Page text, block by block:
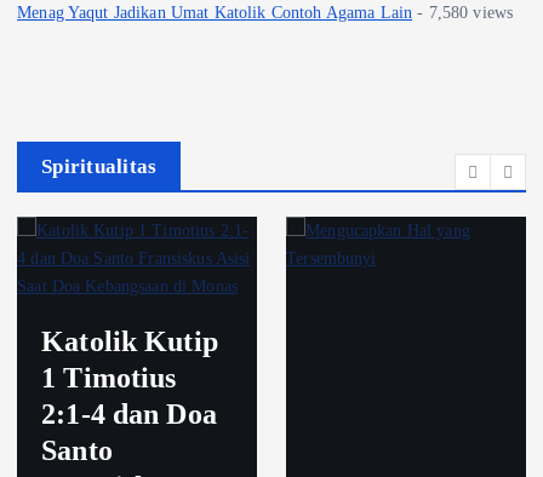
Menag Yaqut Jadikan Umat Katolik Contoh Agama Lain - 7,580 views
Spiritualitas
Katolik Kutip
1 Timotius
2:1-4 dan Doa
Santo